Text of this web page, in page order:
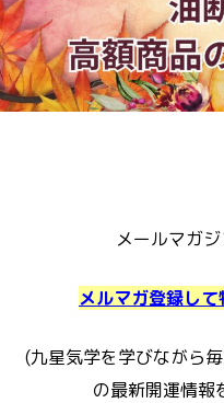
メールマガ
メルマガ登録し
(九星気学を学びながら
の最新開運情報